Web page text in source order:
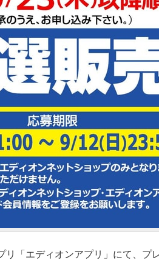
「エディオンアプリ」にて、プ